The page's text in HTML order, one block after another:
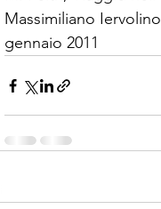
Massimiliano
gennaio 2011